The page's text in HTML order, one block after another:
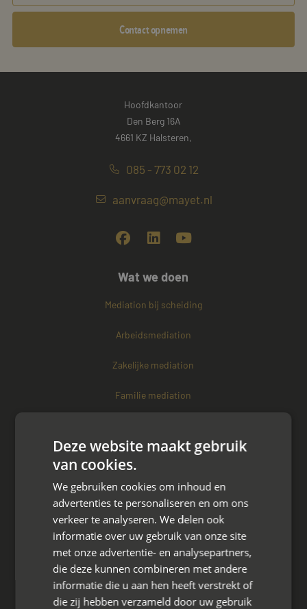
Contact opnemen
Hoofdkantoor
Den Berg 16A
4661 KZ Halsteren,
085 - 773 02 12
aanvraag@mayet.nl
Wat we doen
Mediation bij scheiding
Arbeidsmediation
Zakelijke mediation
Familie mediation
Scheiden met kinderen
Scheiden met koophuis
Scheiden met eigen bedrijf
Over mayet
Over ons
Deze website maakt gebruik
van cookies.
We gebruiken cookies om inhoud en
advertenties te personaliseren en om ons
verkeer te analyseren. We delen ook
informatie over uw gebruik van onze site
met onze advertentie- en analysepartners,
die deze kunnen combineren met andere
informatie die u aan hen heeft verstrekt of
die zij hebben verzameld door uw gebruik